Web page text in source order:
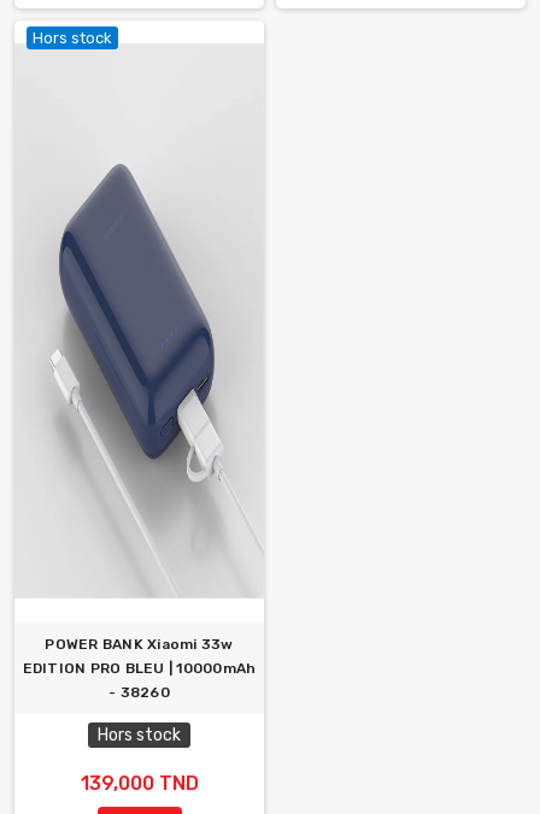
Hors stock
POWER BANK Xiaomi 33w
EDITION PRO BLEU | 10000mAh
- 38260
Hors stock
139,000 TND